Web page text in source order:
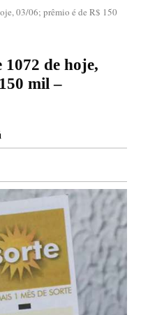
03/06; prêmio é de R$ 150
de hoje,
mil –